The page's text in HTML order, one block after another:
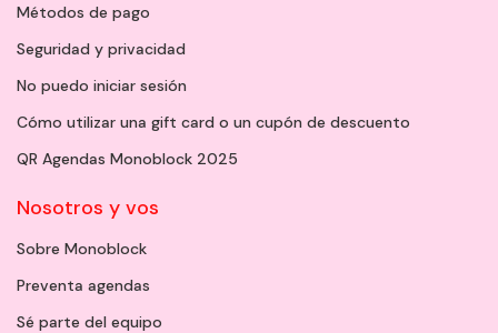
Métodos de pago
Seguridad y privacidad
No puedo iniciar sesión
Cómo utilizar una gift card o un cupón de descuento
QR Agendas Monoblock 2025
Nosotros y vos
Sobre Monoblock
Preventa agendas
Sé parte del equipo